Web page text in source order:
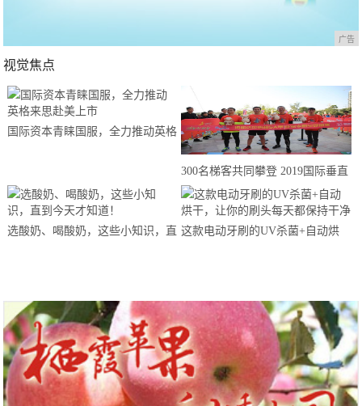
广告
视觉焦点
国际资本青睐国服，全力推动英格
300名梯客共同攀登 2019国际垂直
马拉松超级精英赛顺德海骏达中心
站欢乐开跑
选酸奶、喝酸奶，这些小知识，直 这款电动牙刷的UV杀菌+自动烘